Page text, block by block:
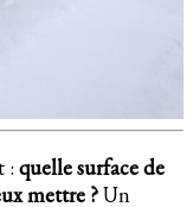
: quelle surface de
mettre ?Un